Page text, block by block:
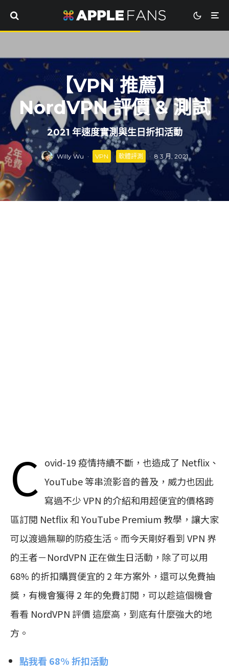
【VPN 推薦】
NordVPN 評價 & 測試
2021 年速度實測與生日折扣活動
Willy Wu · VPN 軟體評測 · 8 3 月, 2021
C ovid-19 疫情持續不斷，也造成了 Netflix、
YouTube 等串流影音的普及，威力也因此
寫過不少 VPN 的介紹和用超便宜的價格跨
區訂閱 Netflix 和 YouTube Premium 教學，讓大家
可以渡過無聊的防疫生活。而今天剛好看到 VPN 界
的王者－NordVPN 正在做生日活動，除了可以用
68% 的折扣購買便宜的 2 年方案外，還可以免費抽
獎，有機會獲得 2 年的免費訂閱，可以趁這個機會
看看 NordVPN 評價 這麼高，到底有什麼強大的地
方。
點我看 68% 折扣活動